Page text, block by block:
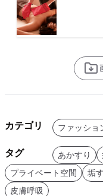
カテゴリ ファッショ
タグ あかすり
プライベート空間
垢
皮膚呼吸